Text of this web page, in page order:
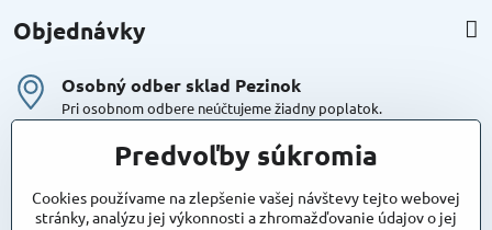
Objednávky
Osobný odber sklad Pezinok
Pri osobnom odbere neúčtujeme žiadny poplatok.
Kuriér DPD , Geis
Cena za dopravu:
Predvoľby súkromia
Cookies používame na zlepšenie vašej návštevy tejto webovej
stránky, analýzu jej výkonnosti a zhromažďovanie údajov o jej